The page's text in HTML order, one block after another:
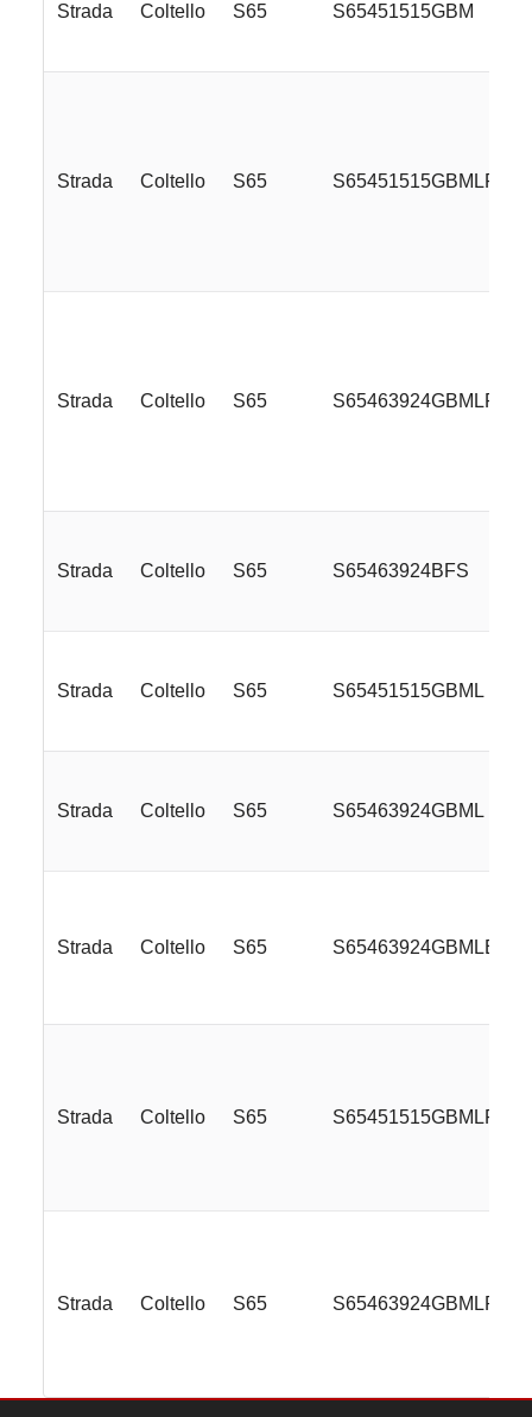
Strada Coltello S65 S65451515GBM
Strada Coltello S65 S65451515GBMLRE
Strada Coltello S65 S65463924GBMLRE
Strada Coltello S65 S65463924BFS
Strada Coltello S65 S65451515GBML
Strada Coltello S65 S65463924GBML
Strada Coltello S65 S65463924GBMLE
Strada Coltello S65 S65451515GBMLR
Strada Coltello S65 S65463924GBMLR